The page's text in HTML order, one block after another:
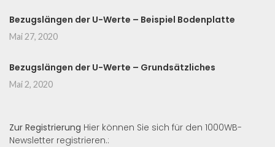
Bezugslängen der U-Werte – Beispiel Bodenplatte
Mai 27, 2020
Bezugslängen der U-Werte – Grundsätzliches
Mai 2, 2020
Zur Registrierung Hier können Sie sich für den 1000WB-
Newsletter registrieren.: